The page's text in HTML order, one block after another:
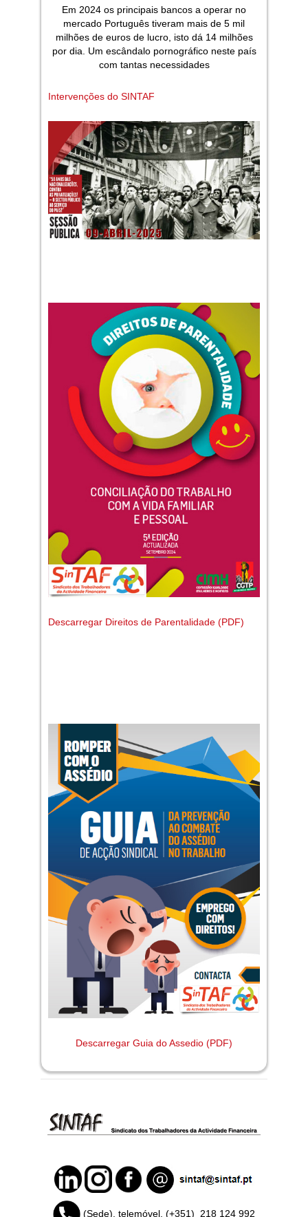
Em 2024 os principais bancos a operar no
mercado Português tiveram mais de 5 mil
milhões de euros de lucro, isto dá 14 milhões
por dia. Um escândalo pornográfico neste país
com tantas necessidades
Intervenções do SINTAF
Descarregar Direitos de Parentalidade (PDF)
Descarregar Guia do Assedio (PDF)
(Sede), telemóvel, (+351) 218 124 992